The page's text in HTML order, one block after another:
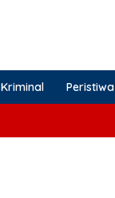
Kriminal Peristiwa